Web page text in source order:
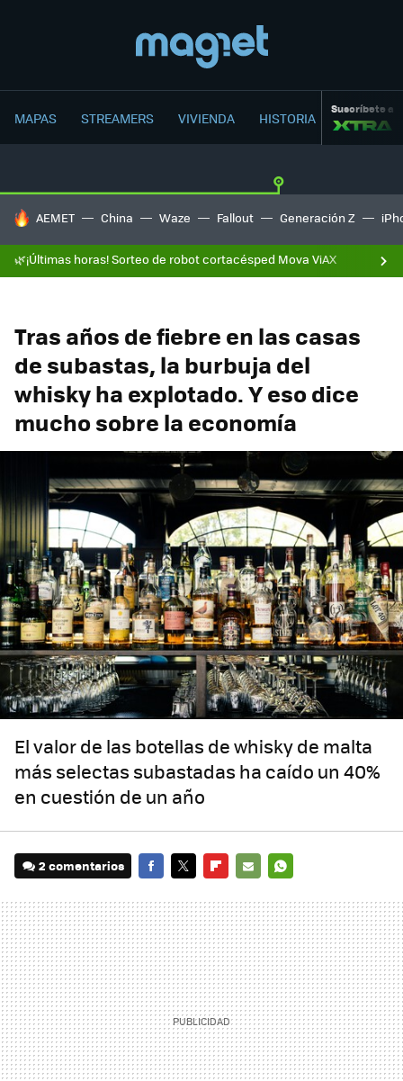
MAPAS STREAMERS VIVIENDA HISTORIA Suscríbete a
HOY SE HABLA DE
AEMET China Waze Fallout Generación Z
🌿¡Últimas horas! Sorteo de robot cortacésped Mova ViAX
Tras años de fiebre en las casas
de subastas, la burbuja del
whisky ha explotado. Y eso dice
mucho sobre la economía
El valor de las botellas de whisky de malta
más selectas subastadas ha caído un 40%
en cuestión de un año
2 comentarios
MAIL